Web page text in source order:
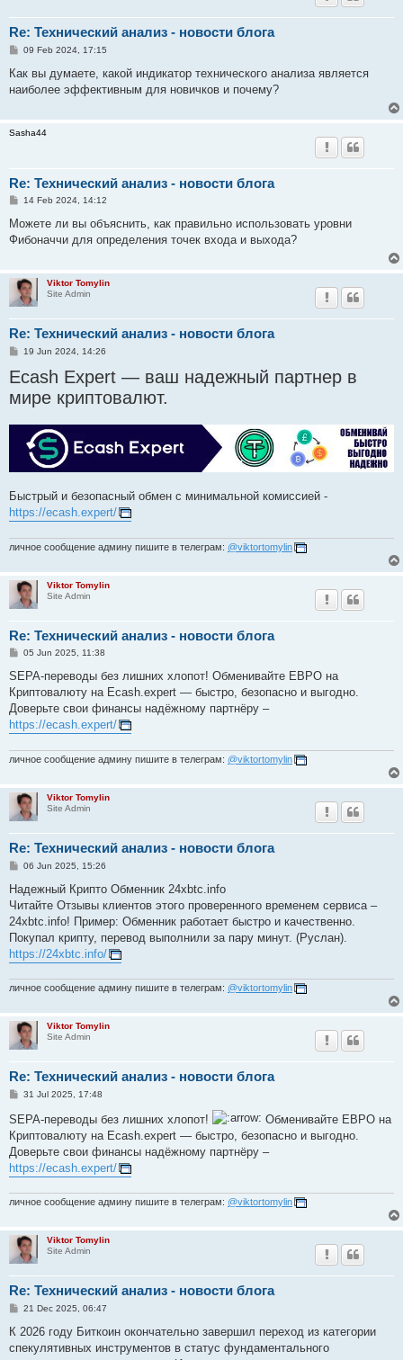
Re: Технический анализ - новости блога
P
s
09 Feb 2024, 17:15
Как вы думаете, какой индикатор технического анализа является
наиболее эффективным для новичков и почему?
Sasha44
Re: Технический анализ - новости блога
P
s
14 Feb 2024, 14:12
Можете ли вы объяснить, как правильно использовать уровни
Фибоначчи для определения точек входа и выхода?
Viktor Tomylin
Site Admin
Re: Технический анализ - новости блога
P
s
t
19 Jun 2024, 14:26
Ecash Expert — ваш надежный партнер в
мире криптовалют.
Быстрый и безопасный обмен с минимальной комиссией -
https://ecash.expert/
личное сообщение админу пишите в телеграм: @viktortomylin
Viktor Tomylin
Site Admin
Re: Технический анализ - новости блога
P
s
05 Jun 2025, 11:38
SEPA-переводы без лишних хлопот! Обменивайте ЕВРО на
Криптовалюту на Ecash.expert — быстро, безопасно и выгодно.
Доверьте свои финансы надёжному партнёру –
https://ecash.expert/
личное сообщение админу пишите в телеграм: @viktortomylin
Viktor Tomylin
Site Admin
Re: Технический анализ - новости блога
P
s
06 Jun 2025, 15:26
Надежный Крипто Обменник 24xbtc.info
Читайте Отзывы клиентов этого проверенного временем сервиса –
24xbtc.info! Пример: Обменник работает быстро и качественно.
Покупал крипту, перевод выполнили за пару минут. (Руслан).
https://24xbtc.info/
личное сообщение админу пишите в телеграм: @viktortomylin
Viktor Tomylin
Site Admin
Re: Технический анализ - новости блога
P
s
t
31 Jul 2025, 17:48
SEPA-переводы без лишних хлопот!
Обменивайте ЕВРО на
Криптовалюту на Ecash.expert — быстро, безопасно и выгодно.
Доверьте свои финансы надёжному партнёру –
https://ecash.expert/
личное сообщение админу пишите в телеграм: @viktortomylin
Viktor Tomylin
Site Admin
Re: Технический анализ - новости блога
P
s
21 Dec 2025, 06:47
К 2026 году Биткоин окончательно завершил переход из категории
спекулятивных инструментов в статус фундаментального